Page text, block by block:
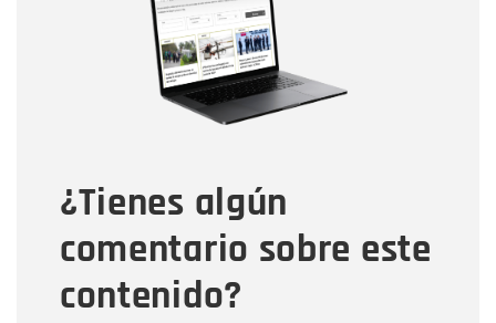
¿Tienes algún
comentario sobre este
contenido?
Correo electrónico
Tipo de comentario
Mensaje